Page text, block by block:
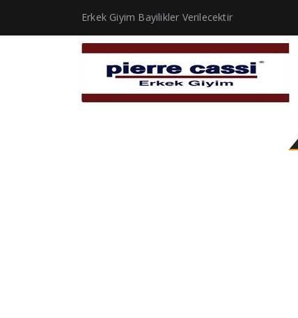
Erkek Giyim Bayilikler Verilecektir